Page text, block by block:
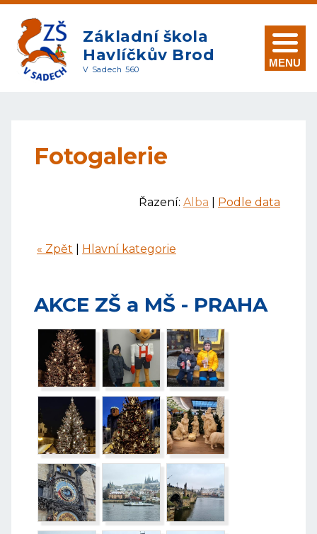
Základní škola
Havlíčkův Brod
V Sadech 560
MENU
Fotogalerie
Řazení: Alba Podle data
« Zpět Hlavní kategorie
AKCE ZŠ a MŠ - PRAHA